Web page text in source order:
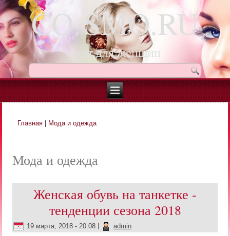
CO-SMO.RU
сайт для женщин
Вы здесь
Главная| Мода и одежда
Мода и одежда
Женская обувь на танкетке -
тенденции сезона 2018
19 марта, 2018 - 20:08 admin